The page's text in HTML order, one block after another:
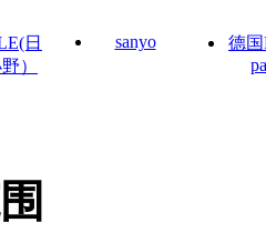
日
）
sanyo
德